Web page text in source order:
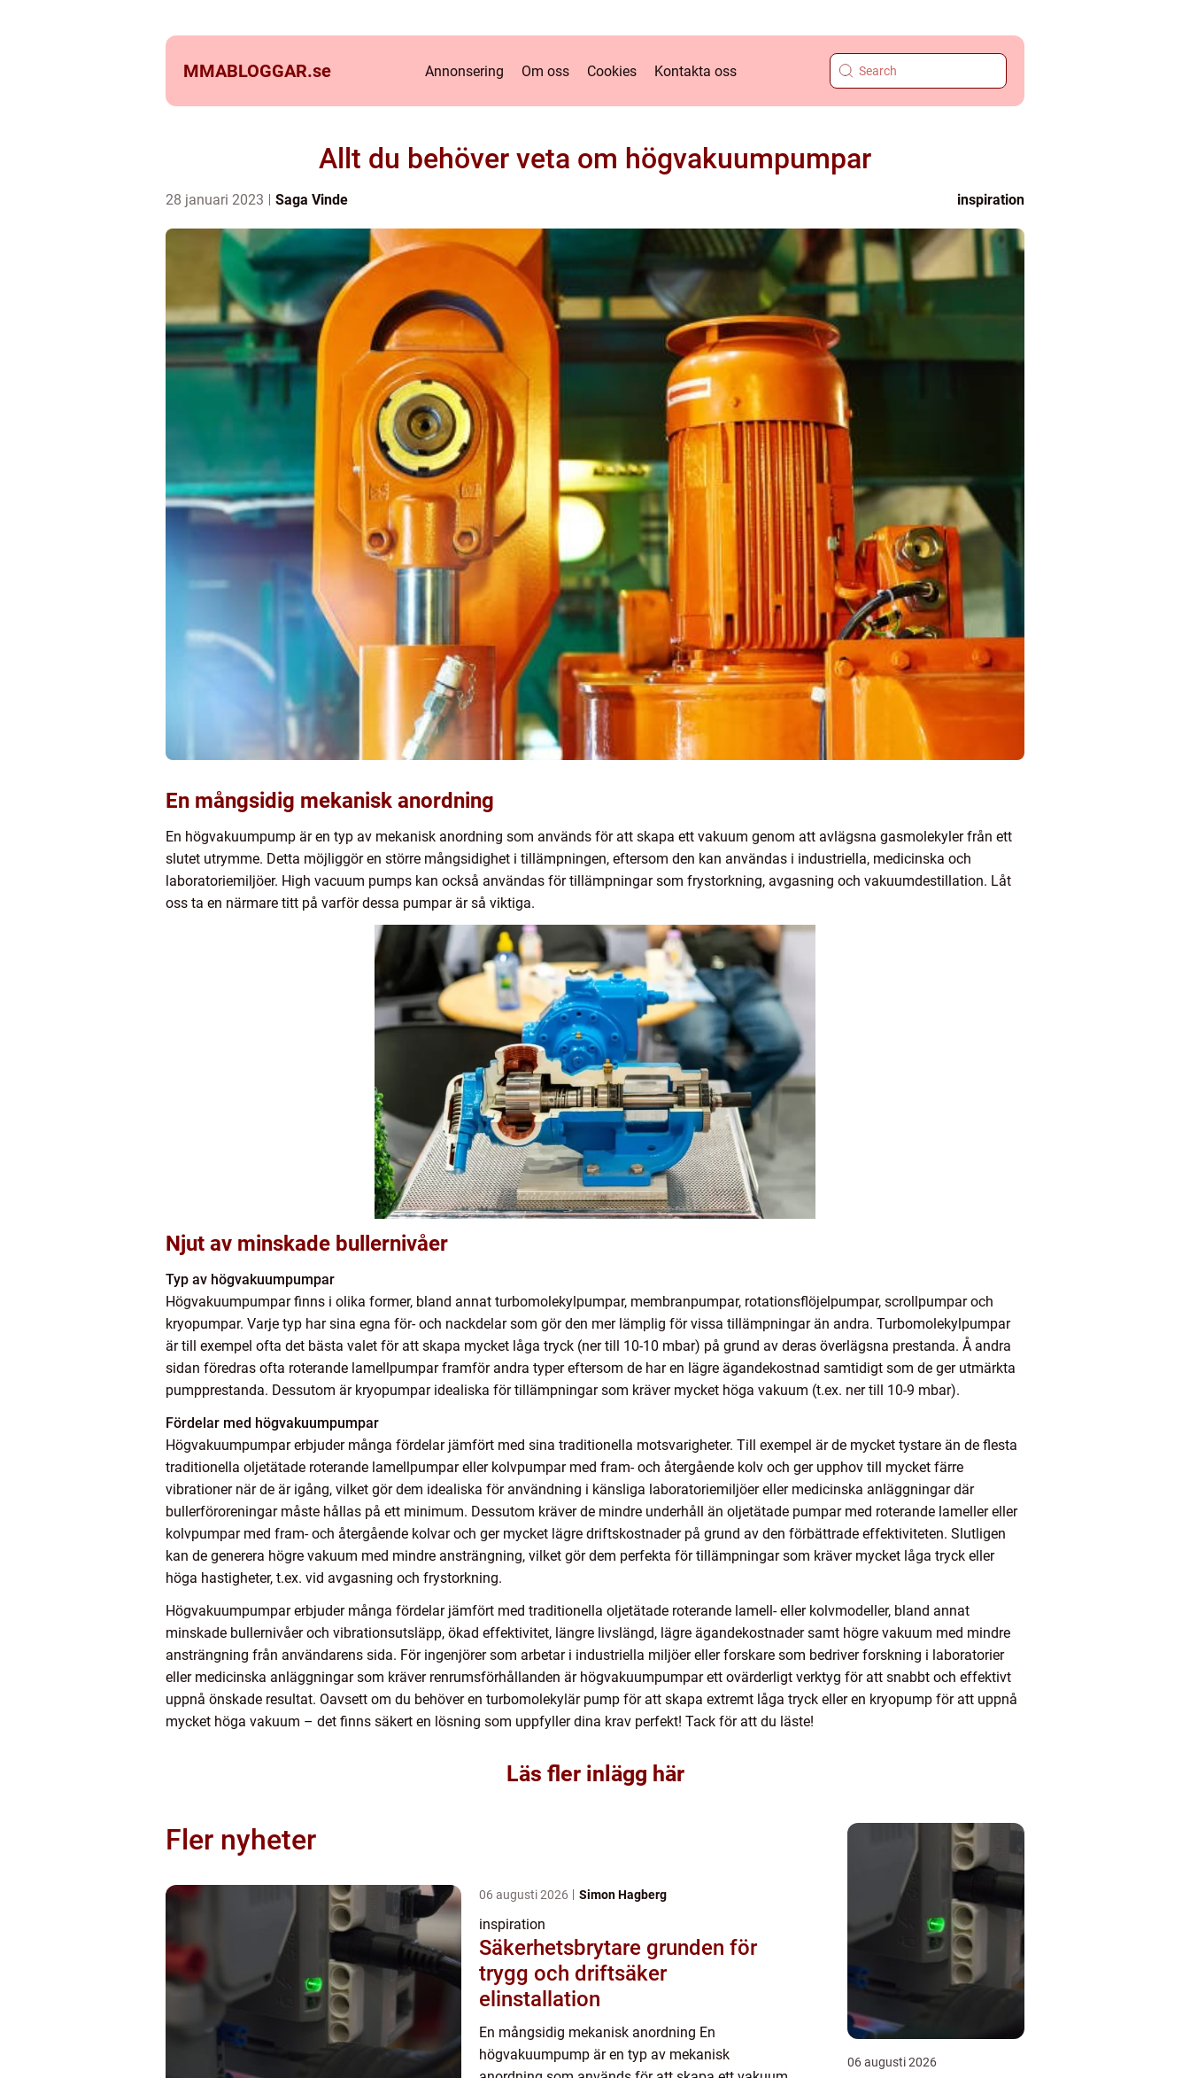
MMABLOGGAR.se Annonsering Om oss Cookies Kontakta oss
Allt du behöver veta om högvakuumpumpar
28 januari 2023 Saga Vinde inspiration
En mångsidig mekanisk anordning
En högvakuumpump är en typ av mekanisk anordning som används för att skapa ett vakuum genom att avlägsna gasmolekyler från ett
slutet utrymme. Detta möjliggör en större mångsidighet i tillämpningen, eftersom den kan användas i industriella, medicinska och
laboratoriemiljöer. High vacuum pumps kan också användas för tillämpningar som frystorkning, avgasning och vakuumdestillation. Låt
oss ta en närmare titt på varför dessa pumpar är så viktiga.
Njut av minskade bullernivåer
Typ av högvakuumpumpar
Högvakuumpumpar finns i olika former, bland annat turbomolekylpumpar, membranpumpar, rotationsflöjelpumpar, scrollpumpar och
kryopumpar. Varje typ har sina egna för- och nackdelar som gör den mer lämplig för vissa tillämpningar än andra. Turbomolekylpumpar
är till exempel ofta det bästa valet för att skapa mycket låga tryck (ner till 10-10 mbar) på grund av deras överlägsna prestanda. Å andra
sidan föredras ofta roterande lamellpumpar framför andra typer eftersom de har en lägre ägandekostnad samtidigt som de ger utmärkta
pumpprestanda. Dessutom är kryopumpar idealiska för tillämpningar som kräver mycket höga vakuum (t.ex. ner till 10-9 mbar).
Fördelar med högvakuumpumpar
Högvakuumpumpar erbjuder många fördelar jämfört med sina traditionella motsvarigheter. Till exempel är de mycket tystare än de flesta
traditionella oljetätade roterande lamellpumpar eller kolvpumpar med fram- och återgående kolv och ger upphov till mycket färre
vibrationer när de är igång, vilket gör dem idealiska för användning i känsliga laboratoriemiljöer eller medicinska anläggningar där
bullerföroreningar måste hållas på ett minimum. Dessutom kräver de mindre underhåll än oljetätade pumpar med roterande lameller eller
kolvpumpar med fram- och återgående kolvar och ger mycket lägre driftskostnader på grund av den förbättrade effektiviteten. Slutligen
kan de generera högre vakuum med mindre ansträngning, vilket gör dem perfekta för tillämpningar som kräver mycket låga tryck eller
höga hastigheter, t.ex. vid avgasning och frystorkning.
Högvakuumpumpar erbjuder många fördelar jämfört med traditionella oljetätade roterande lamell- eller kolvmodeller, bland annat
minskade bullernivåer och vibrationsutsläpp, ökad effektivitet, längre livslängd, lägre ägandekostnader samt högre vakuum med mindre
ansträngning från användarens sida. För ingenjörer som arbetar i industriella miljöer eller forskare som bedriver forskning i laboratorier
eller medicinska anläggningar som kräver renrumsförhållanden är högvakuumpumpar ett ovärderligt verktyg för att snabbt och effektivt
uppnå önskade resultat. Oavsett om du behöver en turbomolekylär pump för att skapa extremt låga tryck eller en kryopump för att uppnå
mycket höga vakuum – det finns säkert en lösning som uppfyller dina krav perfekt! Tack för att du läste!
Läs fler inlägg här
Fler nyheter
06 augusti 2026 Simon Hagberg
inspiration
Säkerhetsbrytare grunden för
trygg och driftsäker
elinstallation
En mångsidig mekanisk anordning En
högvakuumpump är en typ av mekanisk
06 augusti 2026